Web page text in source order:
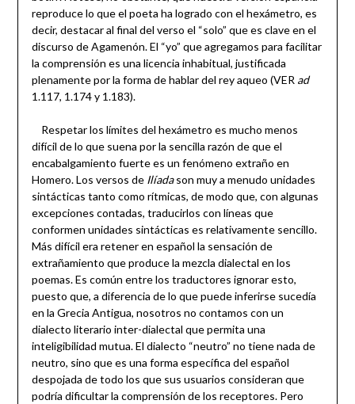
reproduce lo que el poeta ha logrado con el hexámetro, es
decir, destacar al final del verso el “solo” que es clave en el
discurso de Agamenón. El “yo” que agregamos para facilitar
la comprensión es una licencia inhabitual, justificada
plenamente por la forma de hablar del rey aqueo (VER ad
1.117, 1.174 y 1.183).
Respetar los límites del hexámetro es mucho menos
difícil de lo que suena por la sencilla razón de que el
encabalgamiento fuerte es un fenómeno extraño en
Homero. Los versos de Ilíadason muy a menudo unidades
sintácticas tanto como rítmicas, de modo que, con algunas
excepciones contadas, traducirlos con líneas que
conformen unidades sintácticas es relativamente sencillo.
Más difícil era retener en español la sensación de
extrañamiento que produce la mezcla dialectal en los
poemas. Es común entre los traductores ignorar esto,
puesto que, a diferencia de lo que puede inferirse sucedía
en la Grecia Antigua, nosotros no contamos con un
dialecto literario inter-dialectal que permita una
inteligibilidad mutua. El dialecto “neutro” no tiene nada de
neutro, sino que es una forma específica del español
despojada de todo los que sus usuarios consideran que
podría dificultar la comprensión de los receptores. Pero